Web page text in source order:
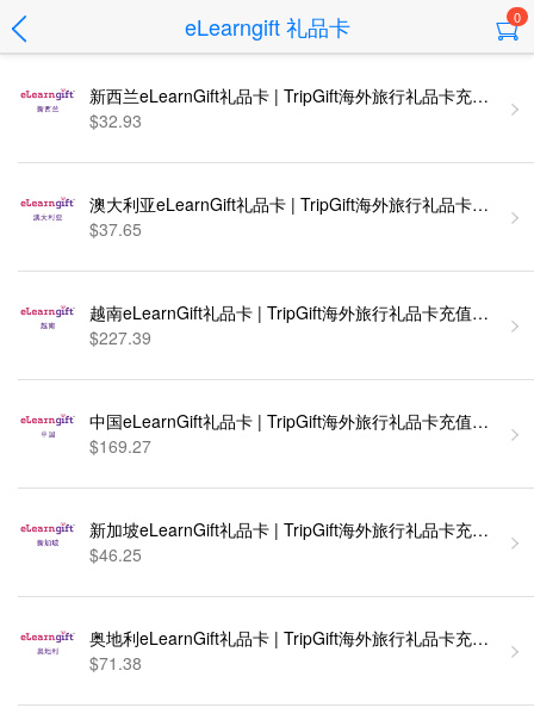
eLearngift 礼品卡 0
新西兰eLearnGift礼品卡 | TripGift海外旅行礼品卡充值卡密
$32.93
澳大利亚eLearnGift礼品卡 | TripGift海外旅行礼品卡充值卡
$37.65
越南eLearnGift礼品卡 | TripGift海外旅行礼品卡充值卡密 [
$227.39
中国eLearnGift礼品卡 | TripGift海外旅行礼品卡充值卡密 [
$169.27
新加坡eLearnGift礼品卡 | TripGift海外旅行礼品卡充值卡密
$46.25
奥地利eLearnGift礼品卡 | TripGift海外旅行礼品卡充值卡密
$71.38